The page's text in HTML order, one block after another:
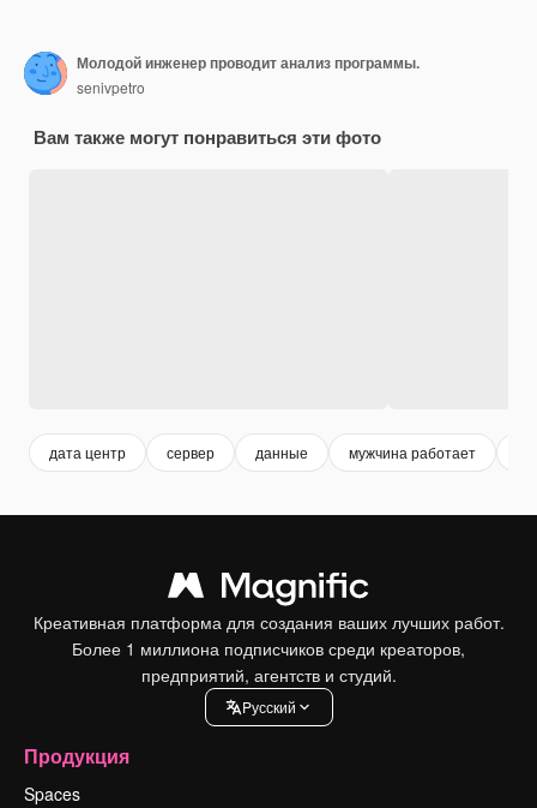
Молодой инженер проводит анализ программы.
senivpetro
Вам также могут понравиться эти фото
дата центр сервер данные мужчина работает
Креативная платформа для создания ваших лучших работ.
Более 1 миллиона подписчиков среди креаторов,
предприятий, агентств и студий.
Pусский
Продукция
Spaces